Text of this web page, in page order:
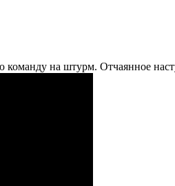
команду на штурм. Отчаянное